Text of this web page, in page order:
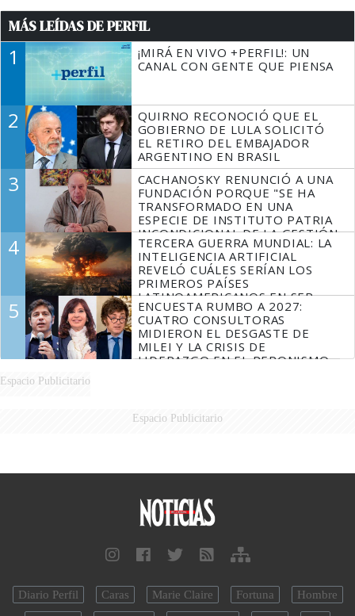
MÁS LEÍDAS DE PERFIL
1
¡MIRÁ EN VIVO +PERFIL!: UN
CANAL CON GENTE QUE PIENSA
2
QUIRNO RECONOCIÓ QUE EL
GOBIERNO DE LULA SOLICITÓ
EL RETIRO DEL EMBAJADOR
ARGENTINO EN BRASIL
3
CACHANOSKY RENUNCIÓ A UNA
FUNDACIÓN PORQUE "SE HA
TRANSFORMADO EN UNA
ESPECIE DE INSTITUTO PATRIA
INCONDICIONAL DE LA GESTIÓN
DE MILEI"
4
TERCERA GUERRA MUNDIAL: LA
INTELIGENCIA ARTIFICIAL
REVELÓ CUÁLES SERÍAN LOS
PRIMEROS PAÍSES
LATINOAMERICANOS EN SER
DERROTADOS
5
ENCUESTA RUMBO A 2027:
CUATRO CONSULTORAS
MIDIERON EL DESGASTE DE
MILEI Y LA CRISIS DE
LIDERAZGO EN EL PERONISMO
Espacio Publicitario
Espacio Publicitario
Diario Perfil Caras Marie Claire Fortuna
Hombre